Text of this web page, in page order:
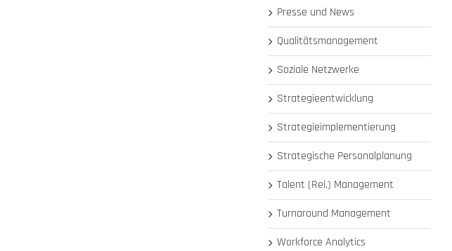
Presse und News
Qualitätsmanagement
Soziale Netzwerke
Strategieentwicklung
Strategieimplementierung
Strategische Personalplanung
Talent (Rel.) Management
Turnaround Management
Workforce Analytics